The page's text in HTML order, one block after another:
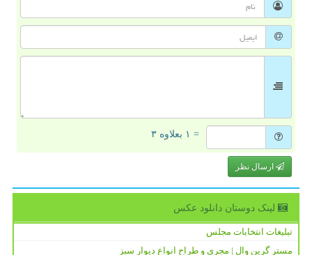
= ۱ بعلاوه ۳
ارسال نظر
لینک دوستان دانلود عكس
تبلیغات انتخابات مجلس
مستر گرین وال | مجری و طراح انواع دیوار سبز